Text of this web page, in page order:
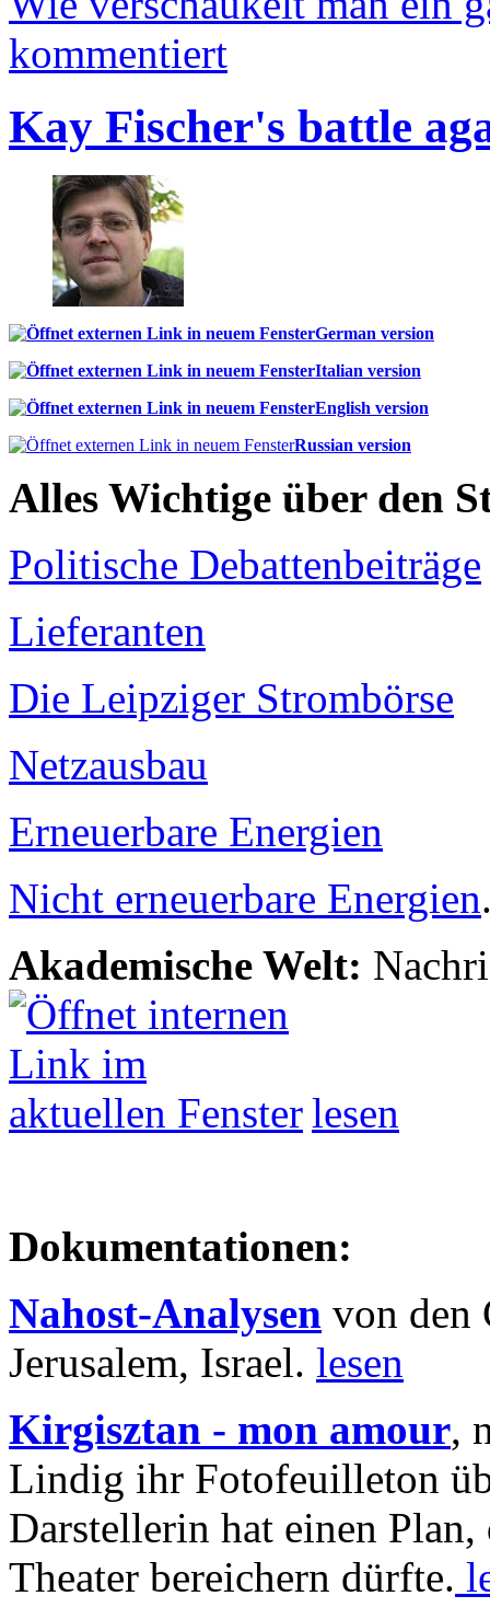
kommentiert
Kay Fischer's battle
German version
Italian version
English version
Russian version
Alles Wichtige über den
Politische Debattenbeiträge
Lieferanten
Die Leipziger Strombörse
Netzausbau
Erneuerbare Energien
Nicht erneuerbare Energien
Akademische Welt:
lesen
Dokumentationen:
Nahost-Analysen von den
Jerusalem, Israel. lesen
Kirgisztan - mon amour,
Lindig ihr Fotofeuilleton
Darstellerin hat einen Plan,
Theater bereichern dürfte.